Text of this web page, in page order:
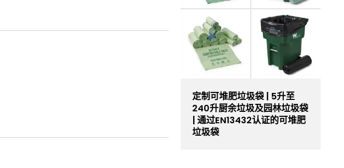
定制可堆肥垃圾袋 | 5升至
240升厨余垃圾及园林垃圾袋
| 通过EN13432认证的可堆肥
垃圾袋